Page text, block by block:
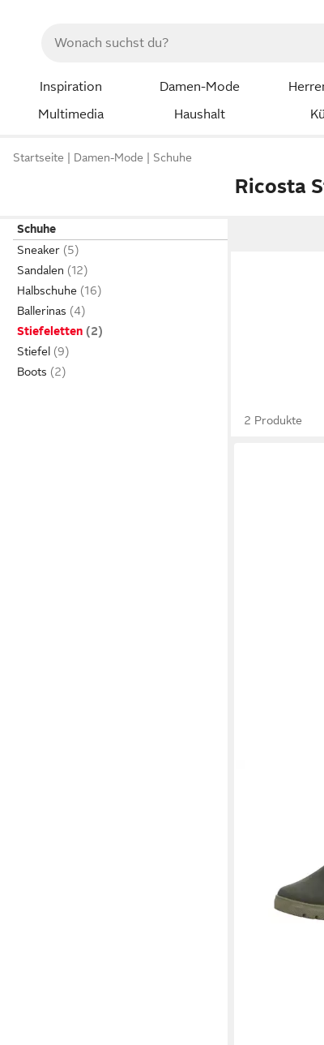
Inspiration Damen-Mode
Multimedia
Haushalt
Startseite Damen-Mode Schuhe
Ricosta
Schuhe
Sneaker
Sandalen
Halbschuhe
Ballerinas
Stiefeletten
Stiefel
Boots
2 Produkte